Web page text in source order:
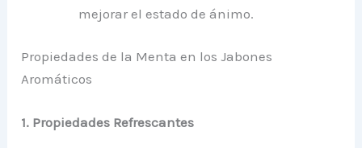
mejorar el estado de ánimo.
Propiedades de la Menta en los Jabones
Aromáticos
1. Propiedades Refrescantes